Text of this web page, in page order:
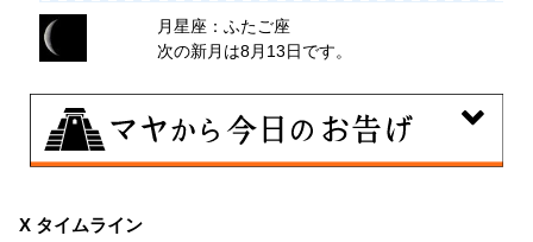
月星座：ふたご座
次の新月は8月13日です。
大きくエネルギーを放出する日。日々の活力をため込ん
X タイムライン